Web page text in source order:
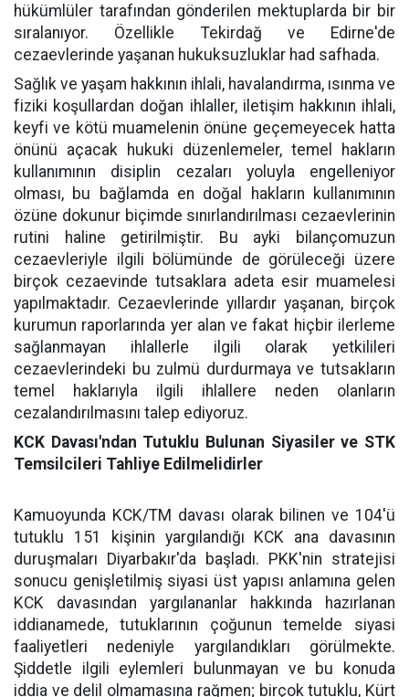
hükümlüler tarafından gönderilen mektuplarda bir bir
sıralanıyor. Özellikle Tekirdağ ve Edirne'de
cezaevlerinde yaşanan hukuksuzluklar had safhada.
Sağlık ve yaşam hakkının ihlali, havalandırma, ısınma ve
fiziki koşullardan doğan ihlaller, iletişim hakkının ihlali,
keyfi ve kötü muamelenin önüne geçemeyecek hatta
önünü açacak hukuki düzenlemeler, temel hakların
kullanımının disiplin cezaları yoluyla engelleniyor
olması, bu bağlamda en doğal hakların kullanımının
özüne dokunur biçimde sınırlandırılması cezaevlerinin
rutini haline getirilmiştir. Bu ayki bilançomuzun
cezaevleriyle ilgili bölümünde de görüleceği üzere
birçok cezaevinde tutsaklara adeta esir muamelesi
yapılmaktadır. Cezaevlerinde yıllardır yaşanan, birçok
kurumun raporlarında yer alan ve fakat hiçbir ilerleme
sağlanmayan ihlallerle ilgili olarak yetkilileri
cezaevlerindeki bu zulmü durdurmaya ve tutsakların
temel haklarıyla ilgili ihlallere neden olanların
cezalandırılmasını talep ediyoruz.
KCK Davası'ndan Tutuklu Bulunan Siyasiler ve STK
Temsilcileri Tahliye Edilmelidirler
Kamuoyunda KCK/TM davası olarak bilinen ve 104'ü
tutuklu 151 kişinin yargılandığı KCK ana davasının
duruşmaları Diyarbakır'da başladı. PKK'nin stratejisi
sonucu genişletilmiş siyasi üst yapısı anlamına gelen
KCK davasından yargılananlar hakkında hazırlanan
iddianamede, tutuklarının çoğunun temelde siyasi
faaliyetleri nedeniyle yargılandıkları görülmekte.
Şiddetle ilgili eylemleri bulunmayan ve bu konuda
iddia ve delil olmamasına rağmen; birçok tutuklu, Kürt